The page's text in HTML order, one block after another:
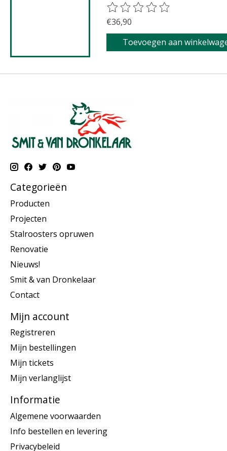
De beoordeling van dit
€36,90
Toevoegen aan
Categorieën
Producten
Projecten
Stalroosters opruwen
Renovatie
Nieuws!
Smit & van Dronkelaar
Contact
Mijn account
Registreren
Mijn bestellingen
Mijn tickets
Mijn verlanglijst
Informatie
Algemene voorwaarden
Info bestellen en levering
Privacybeleid